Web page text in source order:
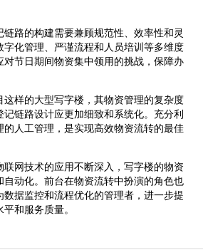
路的构建需要兼顾规范性、效率性和灵
化管理、严谨流程和人员培训等多维度
节日期间物资集中领用的挑战，保障办
样的大型写字楼，其物资管理的复杂度
链路设计应更加细致和系统化。充分利
的人工管理，是实现高效物资流转的最佳
网技术的应用不断深入，写字楼的物资
动化。前台在物资流转中扮演的角色也
据监控和流程优化的管理者，进一步提
和服务质量。